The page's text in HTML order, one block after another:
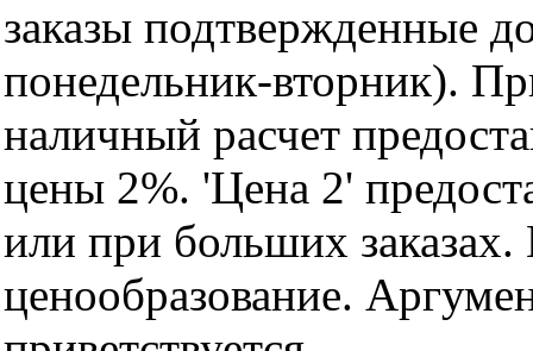
заказы подтвержденные
понедельник-вторник).
наличный расчет
цены 2%. 'Цена 2'
или при больших
ценообразование.